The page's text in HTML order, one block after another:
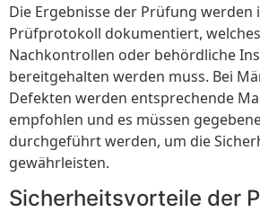
Die Ergebnisse der Prüfung werden
Prüfprotokoll dokumentiert,
Nachkontrollen oder behördliche
bereitgehalten werden muss. Bei
Defekten werden entsprechende
empfohlen und es müssen
durchgeführt werden, um die
gewährleisten.
Sicherheitsvorteile der